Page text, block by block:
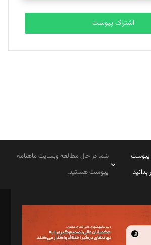
اشتراک پیوست
پیوست
شما در حال مطالعه وبسایت ماهنامه
پیوست هستید.